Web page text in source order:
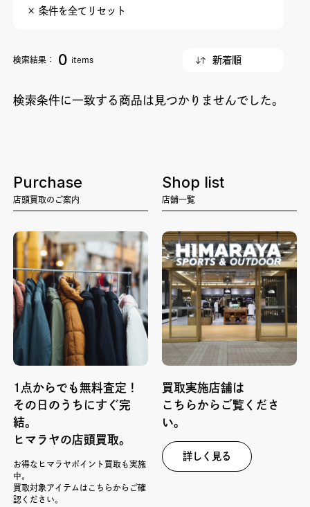
× 条件を全てリセット
検索結果： 0 items
検索条件に一致する商品は見つかりませんでした。
Purchase
店頭買取のご案内
1点からでも無料査定！
その日のうちにすぐ完
結。
ヒマラヤの店頭買取。
お得なヒマラヤポイント買取も実施
中。
買取対象アイテムはこちらからご確
認ください。
Shop list
店舗一覧
買取実施店舗は
こちらからご覧くださ
い。
詳しく見る